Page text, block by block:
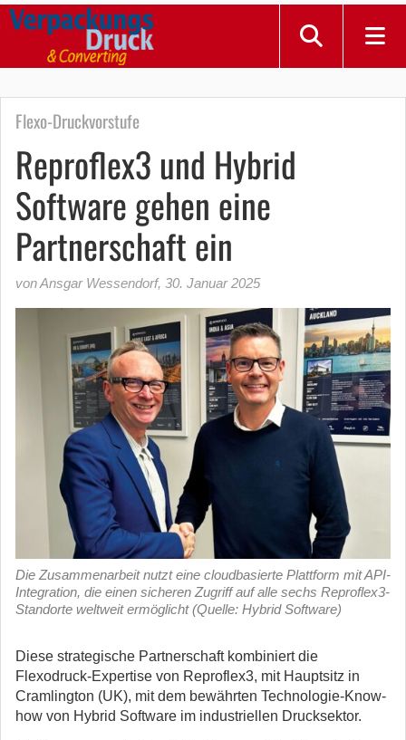
Flexo-Druckvorstufe
Reproflex3 und Hybrid
Software gehen eine
Partnerschaft ein
von Ansgar Wessendorf, 30. Januar 2025
Die Zusammenarbeit nutzt eine cloudbasierte Plattform mit API-
Integration, die einen sicheren Zugriff auf alle sechs Reproflex3-
Standorte weltweit ermöglicht (Quelle: Hybrid Software)
Diese strategische Partnerschaft kombiniert die
Flexodruck-Expertise von Reproflex3, mit Hauptsitz in
Cramlington (UK), mit dem bewährten Technologie-Know-
how von Hybrid Software im industriellen Drucksektor.